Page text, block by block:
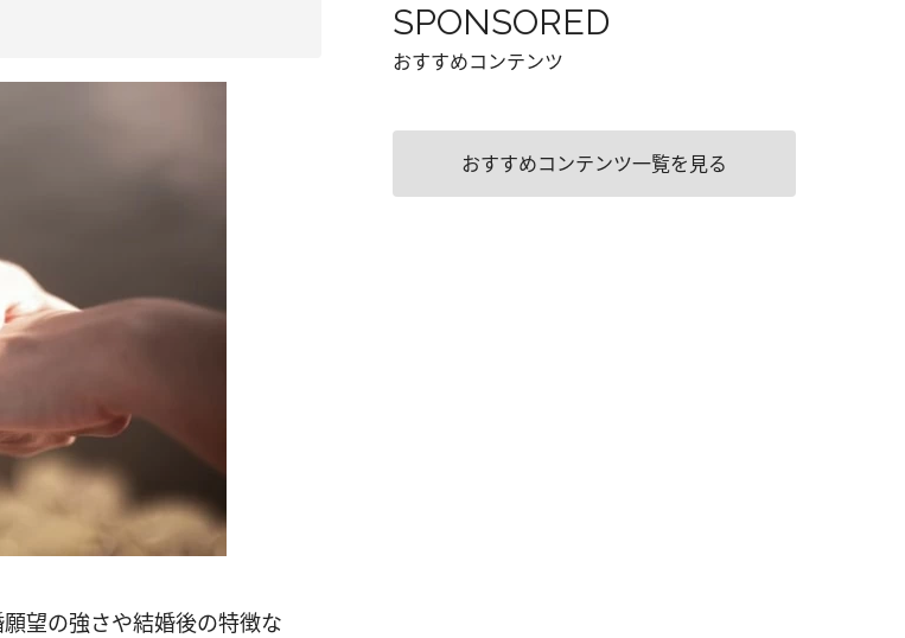
望の強さや結婚後の特徴な
SPONSORED
おすすめコンテンツ
おすすめコンテンツ一覧を見る